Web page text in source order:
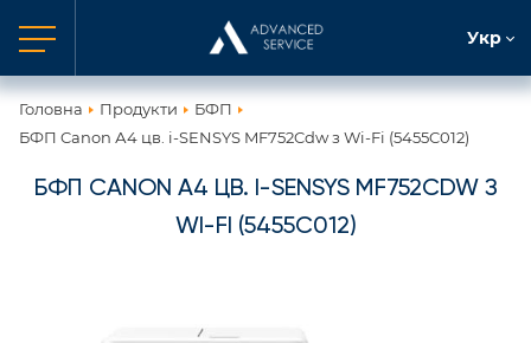
Укр
Головна Продукти
БФП
БФП Canon А4 цв. i-SENSYS MF752Cdw з Wi-Fi (5455C012)
БФП CANON А4 ЦВ. I-SENSYS MF752CDW З
WI-FI (5455C012)